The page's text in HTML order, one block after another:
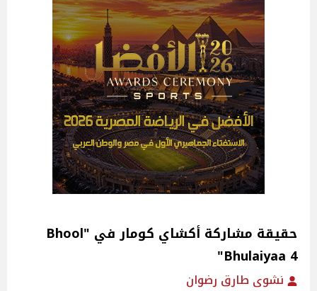
حقيقة مشاركة أكشاي كومار في "Bhool
Bhulaiyaa 4"
نشوى طارق رضوان